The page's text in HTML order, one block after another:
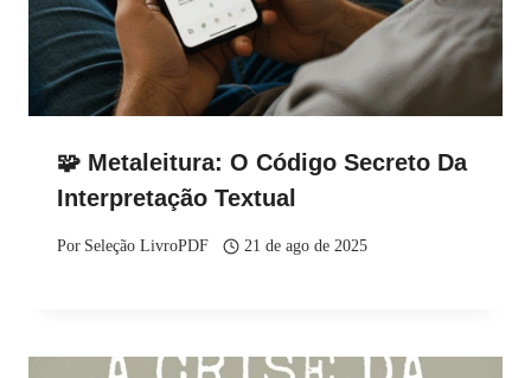
🧩 Metaleitura: O Código Secreto Da
Interpretação Textual
Por Seleção LivroPDF 21 de ago de 2025